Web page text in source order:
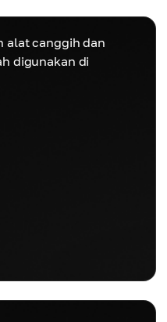
alat canggih dan
digunakan di